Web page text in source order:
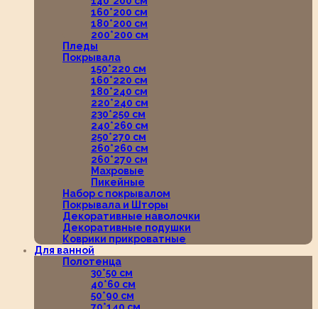
160*200 см
180*200 см
200*200 см
Пледы
Покрывала
150*220 см
160*220 см
180*240 см
220*240 см
230*250 см
240*260 см
250*270 см
260*260 см
260*270 см
Махровые
Пикейные
Набор с покрывалом
Покрывала и Шторы
Декоративные наволочки
Декоративные подушки
Коврики прикроватные
Для ванной
Полотенца
30*50 см
40*60 см
50*90 см